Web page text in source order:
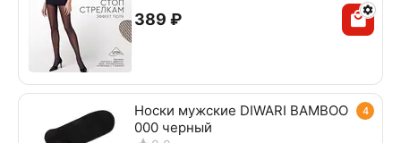
‍389‍ ₽
4
Носки мужские DIWARI BAMBOO
000 черный